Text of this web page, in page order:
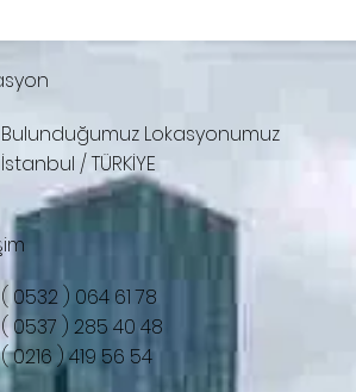
Bulunduğumuz Lokasyonumuz
İstanbul / TÜRKİYE
( 0532 ) 064 61 78
( 0537 ) 285 40 48
( 0216 ) 419 56 54